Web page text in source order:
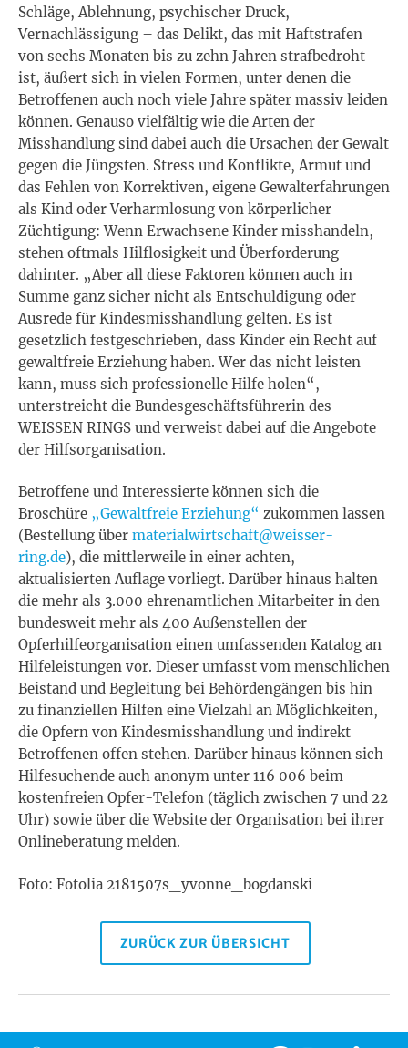
Schläge, Ablehnung, psychischer Druck,
Vernachlässigung – das Delikt, das mit Haftstrafen
von sechs Monaten bis zu zehn Jahren strafbedroht
ist, äußert sich in vielen Formen, unter denen die
Betroffenen auch noch viele Jahre später massiv leiden
können. Genauso vielfältig wie die Arten der
Misshandlung sind dabei auch die Ursachen der Gewalt
gegen die Jüngsten. Stress und Konflikte, Armut und
das Fehlen von Korrektiven, eigene Gewalterfahrungen
als Kind oder Verharmlosung von körperlicher
Züchtigung: Wenn Erwachsene Kinder misshandeln,
stehen oftmals Hilflosigkeit und Überforderung
dahinter. „Aber all diese Faktoren können auch in
Summe ganz sicher nicht als Entschuldigung oder
Ausrede für Kindesmisshandlung gelten. Es ist
gesetzlich festgeschrieben, dass Kinder ein Recht auf
gewaltfreie Erziehung haben. Wer das nicht leisten
kann, muss sich professionelle Hilfe holen“,
unterstreicht die Bundesgeschäftsführerin des
WEISSEN RINGS und verweist dabei auf die Angebote
der Hilfsorganisation.
Betroffene und Interessierte können sich die
Broschüre „Gewaltfreie Erziehung“ zukommen lassen
(Bestellung über materialwirtschaft@weisser-
ring.de), die mittlerweile in einer achten,
aktualisierten Auflage vorliegt. Darüber hinaus halten
die mehr als 3.000 ehrenamtlichen Mitarbeiter in den
bundesweit mehr als 400 Außenstellen der
Opferhilfeorganisation einen umfassenden Katalog an
Hilfeleistungen vor. Dieser umfasst vom menschlichen
Beistand und Begleitung bei Behördengängen bis hin
zu finanziellen Hilfen eine Vielzahl an Möglichkeiten,
die Opfern von Kindesmisshandlung und indirekt
Betroffenen offen stehen. Darüber hinaus können sich
Hilfesuchende auch anonym unter 116 006 beim
kostenfreien Opfer-Telefon (täglich zwischen 7 und 22
Uhr) sowie über die Website der Organisation bei ihrer
Onlineberatung melden.
Foto: Fotolia 2181507s_yvonne_bogdanski
ZURÜCK ZUR ÜBERSICHT